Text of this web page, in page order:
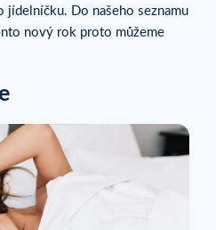
jídelníčku. Do našeho seznamu
nový rok proto můžeme